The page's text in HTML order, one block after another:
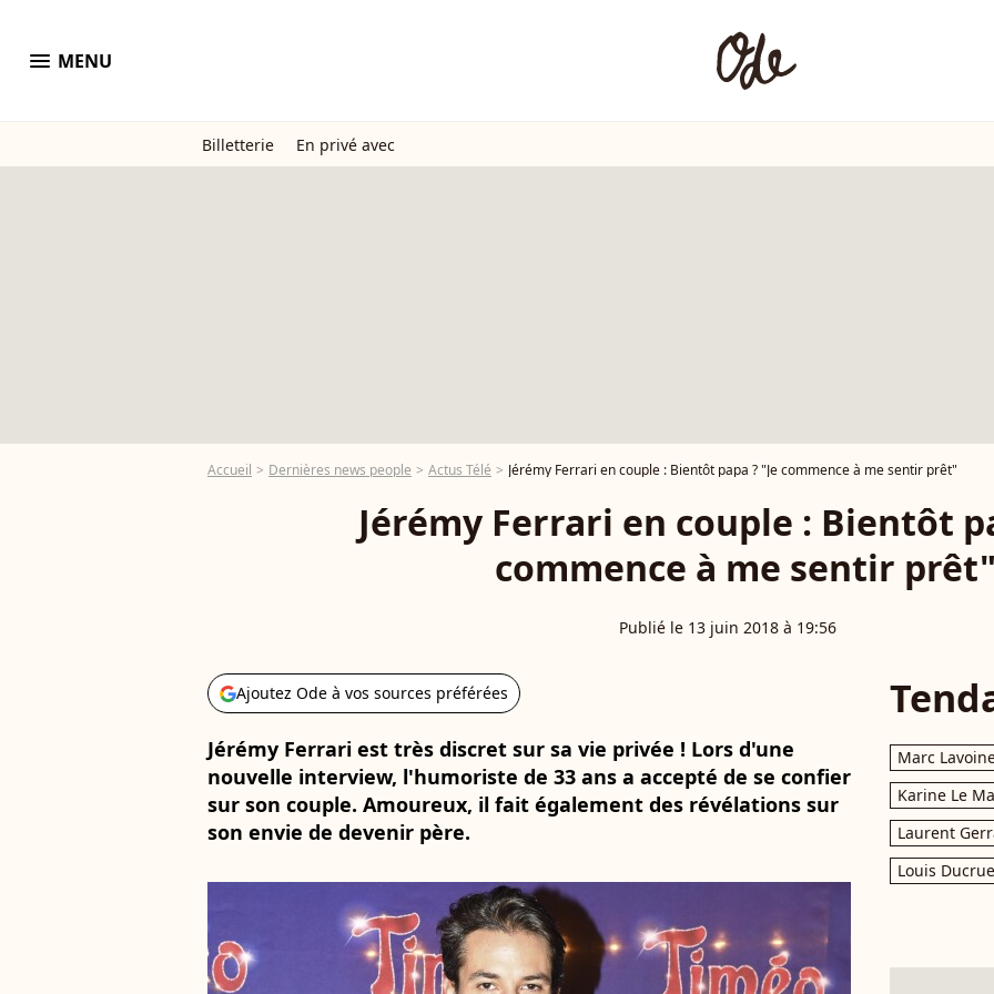
menu MENU
Billetterie En privé avec
Accueil Dernières news people Actus Télé Jérémy Ferrari en couple : Bientôt papa ? "Je commence à me sentir prêt"
Jérémy Ferrari en couple : Bientôt
commence à me sentir prêt"
Publié le 13 juin 2018 à 19:56
Ajoutez Ode à vos sources préférées
Jérémy Ferrari est très discret sur sa vie privée ! Lors d'une
nouvelle interview, l'humoriste de 33 ans a accepté de se confier
sur son couple. Amoureux, il fait également des révélations sur
son envie de devenir père.
Marc
Karine Le
Laurent
Louis